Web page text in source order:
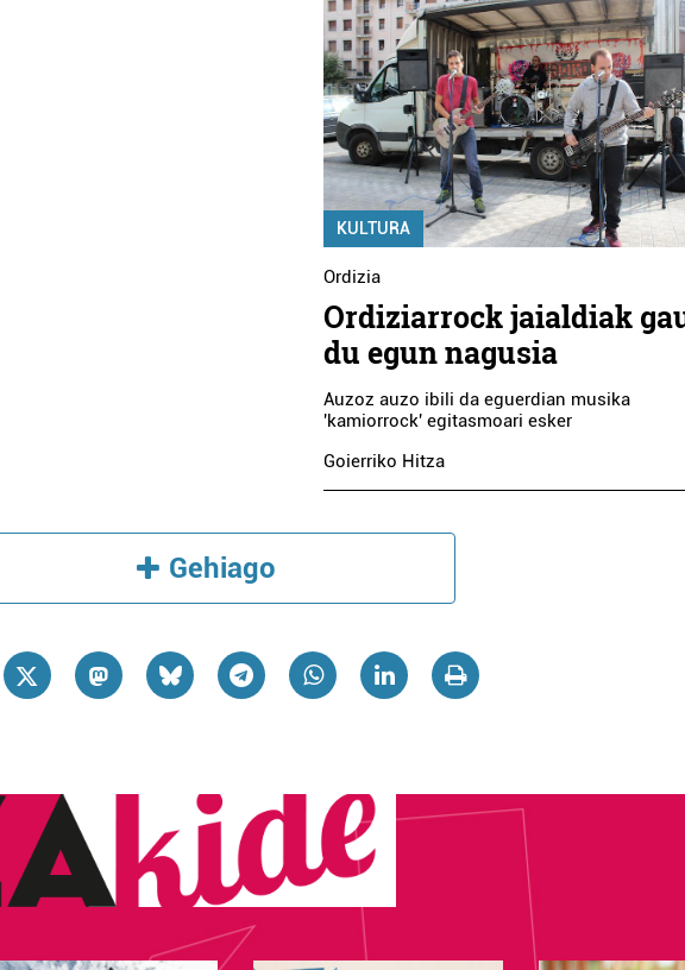
KULTURA
Ordizia
Ordiziarrock jaialdiak
du egun nagusia
Auzoz auzo ibili da eguerdian musika
'kamiorrock' egitasmoari esker
Goierriko Hitza
Gehiago